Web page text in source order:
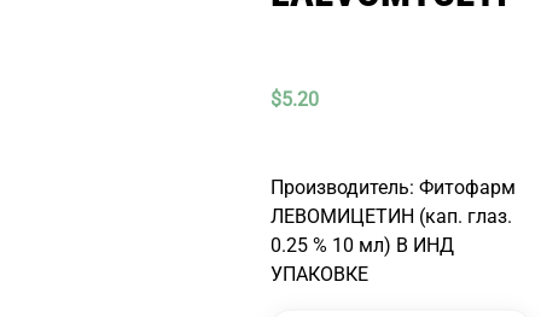
$5.20
Производитель: Фитофарм
ЛЕВОМИЦЕТИН (кап. глаз.
0.25 % 10 мл) В ИНД
УПАКОВКЕ